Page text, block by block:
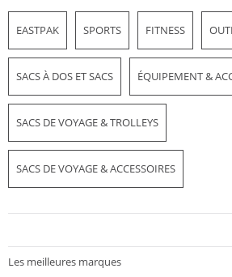
EASTPAK SPORTS FITNESS
SACS À DOS ET SACS ÉQUIPEMENT &
SACS DE VOYAGE & TROLLEYS
SACS DE VOYAGE & ACCESSOIRES
Les meilleures marques